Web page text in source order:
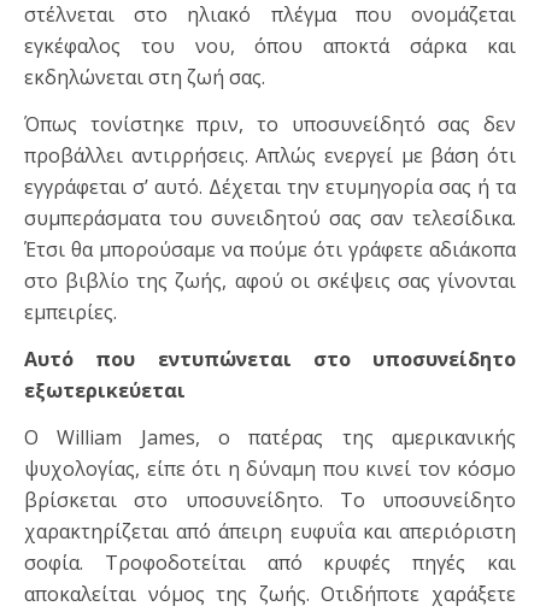
στέλνεται στο ηλιακό πλέγμα που ονομάζεται
εγκέφαλος του νου, όπου αποκτά σάρκα και
εκδηλώνεται στη ζωή σας.
Όπως τονίστηκε πριν, το υποσυνείδητό σας δεν
προβάλλει αντιρρήσεις. Απλώς ενεργεί με βάση ότι
εγγράφεται σ’ αυτό. Δέχεται την ετυμηγορία σας ή τα
συμπεράσματα του συνειδητού σας σαν τελεσίδικα.
Έτσι θα μπορούσαμε να πούμε ότι γράφετε αδιάκοπα
στο βιβλίο της ζωής, αφού οι σκέψεις σας γίνονται
εμπειρίες.
Αυτό που εντυπώνεται στο υποσυνείδητο
εξωτερικεύεται
Ο William James, ο πατέρας της αμερικανικής
ψυχολογίας, είπε ότι η δύναμη που κινεί τον κόσμο
βρίσκεται στο υποσυνείδητο. Το υποσυνείδητο
χαρακτηρίζεται από άπειρη ευφυΐα και απεριόριστη
σοφία. Τροφοδοτείται από κρυφές πηγές και
αποκαλείται νόμος της ζωής. Οτιδήποτε χαράξετε